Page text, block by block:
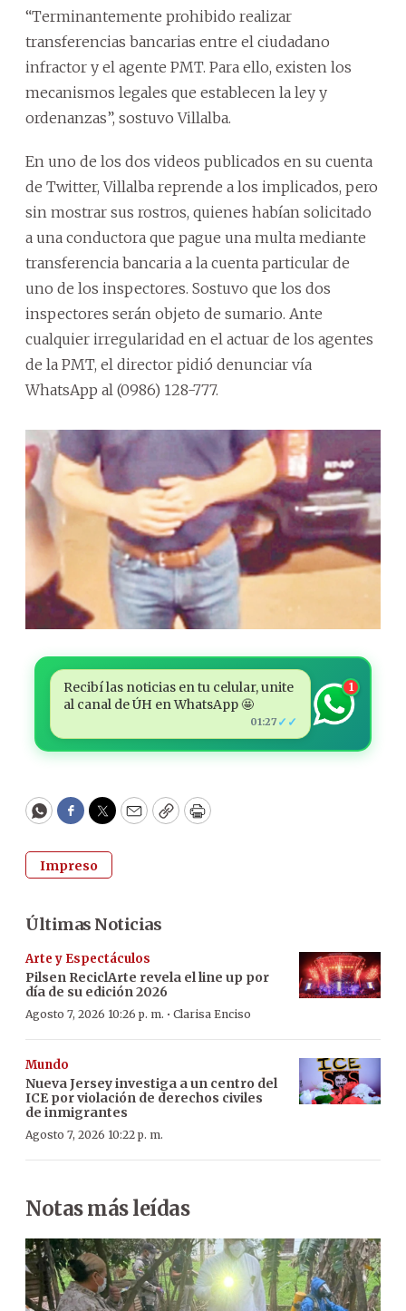
“Terminantemente prohibido realizar
transferencias bancarias entre el ciudadano
infractor y el agente PMT. Para ello, existen los
mecanismos legales que establecen la ley y
ordenanzas”, sostuvo Villalba.
En uno de los dos videos publicados en su cuenta
de Twitter, Villalba reprende a los implicados, pero
sin mostrar sus rostros, quienes habían solicitado
a una conductora que pague una multa mediante
transferencia bancaria a la cuenta particular de
uno de los inspectores. Sostuvo que los dos
inspectores serán objeto de sumario. Ante
cualquier irregularidad en el actuar de los agentes
de la PMT, el director pidió denunciar vía
WhatsApp al (0986) 128-777.
Recibí las noticias en tu celular, unite
al canal de ÚH en WhatsApp 🤩
01:27 ✓✓
1
WhatsApp
Facebook
Twitter
EmailCopyPrint
Impreso
Últimas Noticias
Arte y Espectáculos
Pilsen ReciclArte revela el line up por
día de su edición 2026
Agosto 7, 2026 10:26 p. m. · Clarisa Enciso
Mundo
Nueva Jersey investiga a un centro del
ICE por violación de derechos civiles
de inmigrantes
Agosto 7, 2026 10:22 p. m.
Notas más leídas